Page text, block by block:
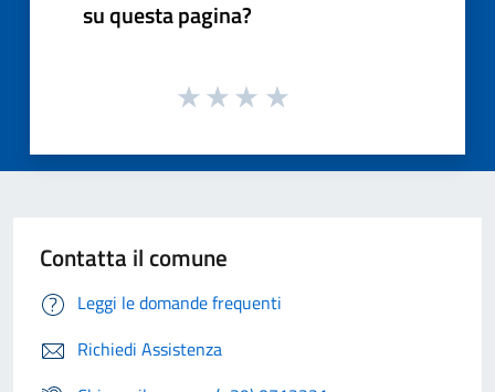
su questa pagina?
Contatta il comune
Leggi le domande frequenti
Richiedi Assistenza